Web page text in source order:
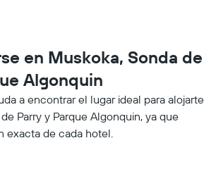
en Muskoka, Sonda de
Algonquin
a encontrar el lugar ideal para alojarte
Parry y Parque Algonquin, ya que
exacta de cada hotel.